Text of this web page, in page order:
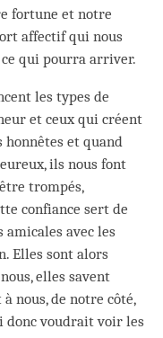
fortune et notre
affectif qui nous
qui pourra arriver.
les types de
et ceux qui créent
honnêtes et quand
ils nous font
trompés,
confiance sert de
avec les
Elles sont alors
elles savent
nous, de notre côté,
donc voudrait voir les